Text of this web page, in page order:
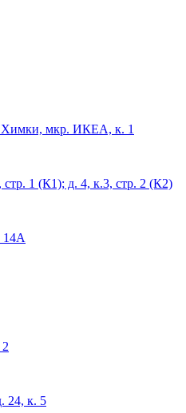
мкр. ИКЕА, к. 1
1 (К1); д. 4, к.3, стр. 2 (К2)
14А
24, к. 5